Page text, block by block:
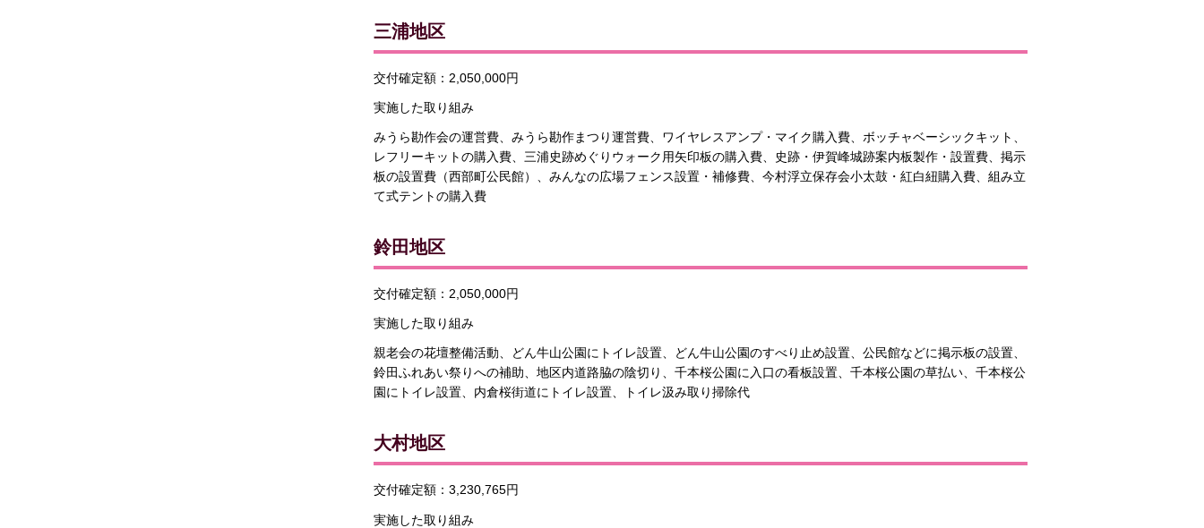
三浦地区
交付確定額：2,050,000円
実施した取り組み
みうら勘作会の運営費、みうら勘作まつり運営費、ワイヤレスアンプ・マイク購入費、ボッチャベーシックキット、
レフリーキットの購入費、三浦史跡めぐりウォーク用矢印板の購入費、史跡・伊賀峰城跡案内板製作・設置費、掲示
板の設置費（西部町公民館）、みんなの広場フェンス設置・補修費、今村浮立保存会小太鼓・紅白紐購入費、組み立
て式テントの購入費
鈴田地区
交付確定額：2,050,000円
実施した取り組み
親老会の花壇整備活動、どん牛山公園にトイレ設置、どん牛山公園のすべり止め設置、公民館などに掲示板の設置、
鈴田ふれあい祭りへの補助、地区内道路脇の陰切り、千本桜公園に入口の看板設置、千本桜公園の草払い、千本桜公
園にトイレ設置、内倉桜街道にトイレ設置、トイレ汲み取り掃除代
大村地区
交付確定額：3,230,765円
実施した取り組み